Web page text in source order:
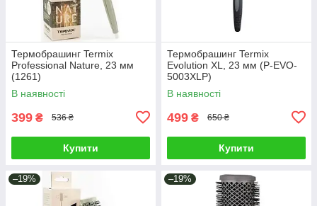
Термобрашинг Termix
Professional Nature, 23 мм
(1261)
В наявності
399 ₴ 536 ₴
Купити
Термобрашинг Termix
Evolution XL, 23 мм (P-EVO-
5003XLP)
В наявності
499 ₴ 650 ₴
Купити
–19% –19%